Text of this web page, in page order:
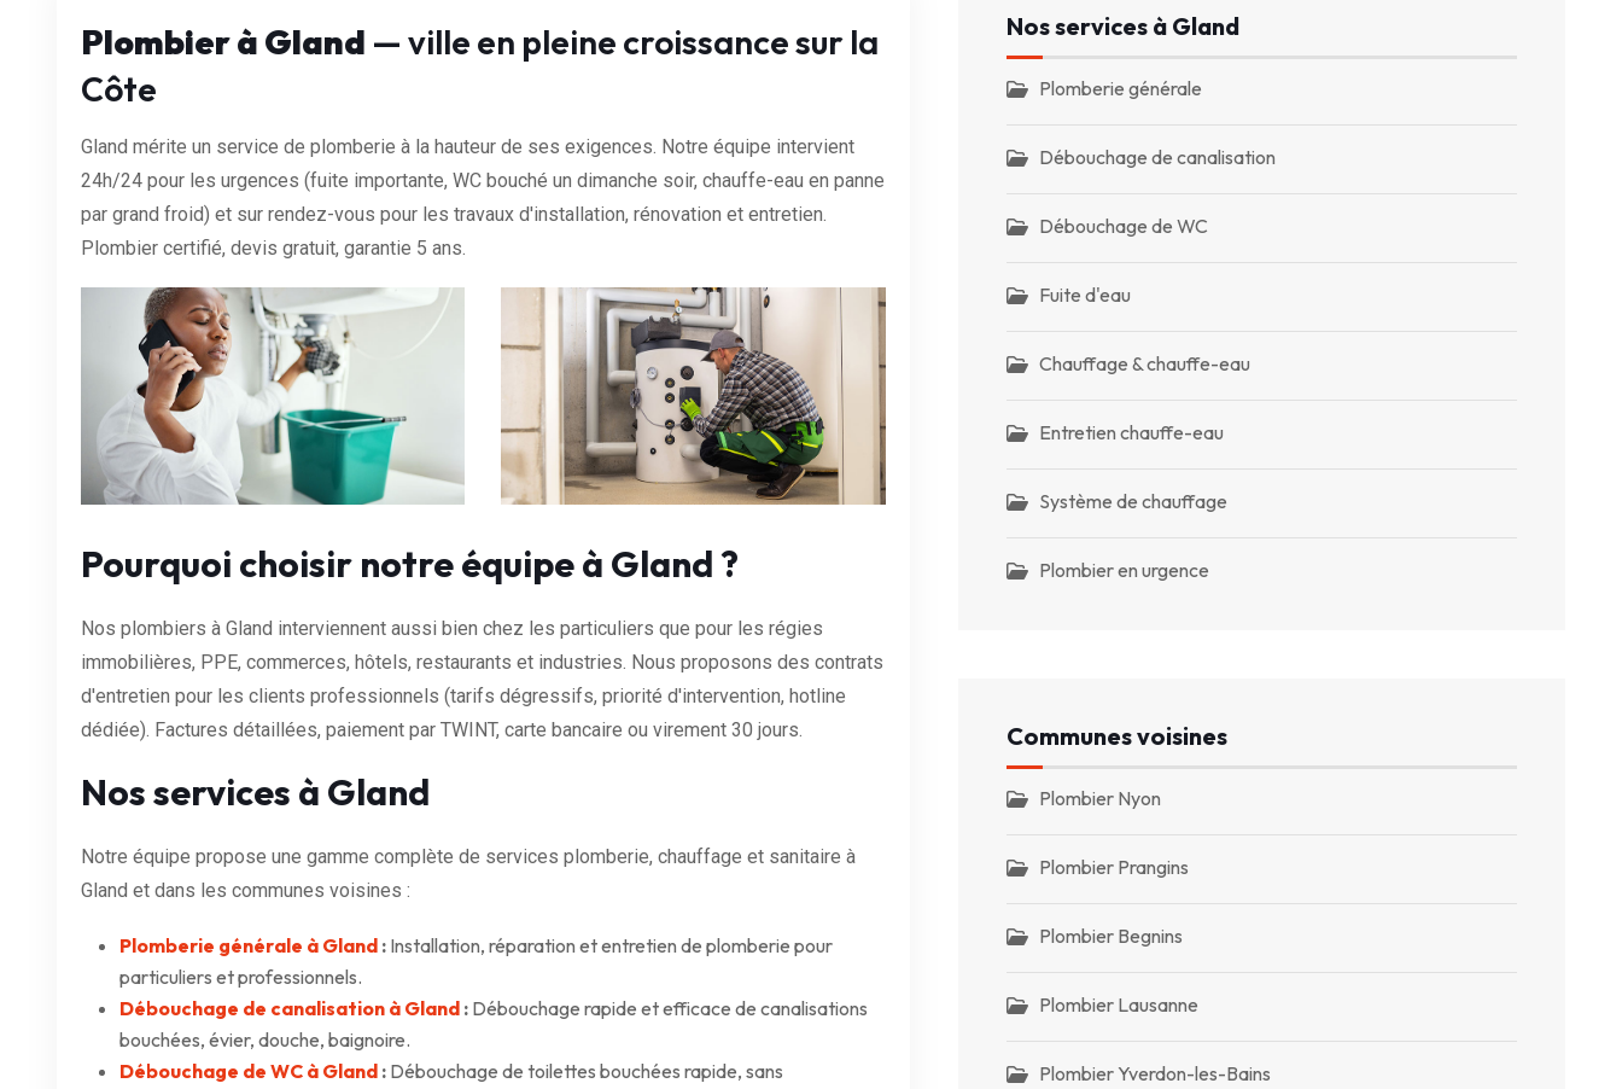
Plombier à Gland — ville en pleine croissance sur la
Côte
Gland mérite un service de plomberie à la hauteur de ses exigences. Notre équipe intervient
24h/24 pour les urgences (fuite importante, WC bouché un dimanche soir, chauffe-eau en panne
par grand froid) et sur rendez-vous pour les travaux d'installation, rénovation et entretien.
Plombier certifié, devis gratuit, garantie 5 ans.
Pourquoi choisir notre équipe à Gland ?
Nos plombiers à Gland interviennent aussi bien chez les particuliers que pour les régies
immobilières, PPE, commerces, hôtels, restaurants et industries. Nous proposons des contrats
d'entretien pour les clients professionnels (tarifs dégressifs, priorité d'intervention, hotline
dédiée). Factures détaillées, paiement par TWINT, carte bancaire ou virement 30 jours.
Nos services à Gland
Notre équipe propose une gamme complète de services plomberie, chauffage et sanitaire à
Gland et dans les communes voisines :
Plomberie générale à Gland : Installation, réparation et entretien de plomberie pour
particuliers et professionnels.
Débouchage de canalisation à Gland : Débouchage rapide et efficace de canalisations
bouchées, évier, douche, baignoire.
Débouchage de WC à Gland : Débouchage de toilettes bouchées rapide, sans
Nos services à Gland
Plomberie générale
Débouchage de canalisation
Débouchage de WC
Fuite d'eau
Chauffage & chauffe-eau
Entretien chauffe-eau
Système de chauffage
Plombier en urgence
Communes voisines
Plombier Nyon
Plombier Prangins
Plombier Begnins
Plombier Lausanne
Plombier Yverdon-les-Bains